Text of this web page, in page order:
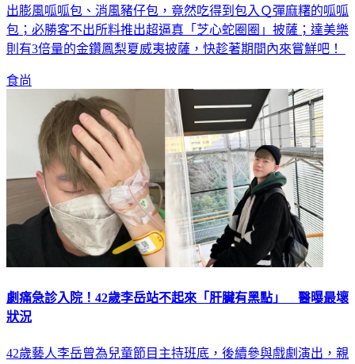
出膨風呱呱包、消風豬仔包，竟然吃得到包入Ｑ彈麻糬的呱呱
包；必勝客不出所料推出超逼真「芝心蛇圈圈」披薩；達美樂
則有3倍量的金鑽鳳梨夏威夷披薩，快趁著期間內來嘗鮮吧！
食尚
劇痛急診入院！42歲李岳站不起來「肝臟有黑點」 醫曝最壞
狀況
42歲藝人李岳曾為兒童節目主持班底，後續參與戲劇演出，親